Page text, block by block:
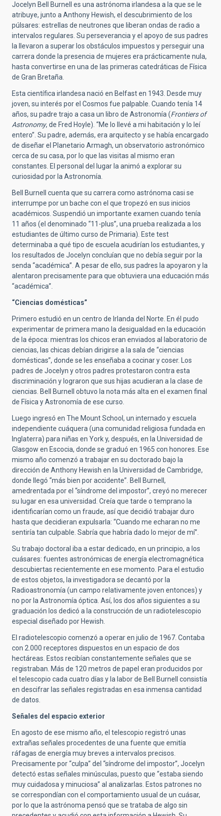
Jocelyn Bell Burnell es una astrónoma irlandesa a la que se le
atribuye, junto a Anthony Hewish, el descubrimiento de los
púlsares: estrellas de neutrones que liberan ondas de radio a
intervalos regulares. Su perseverancia y el apoyo de sus padres
la llevaron a superar los obstáculos impuestos y perseguir una
carrera donde la presencia de mujeres era prácticamente nula,
hasta convertirse en una de las primeras catedráticas de Física
de Gran Bretaña.
Esta científica irlandesa nació en Belfast en 1943. Desde muy
joven, su interés por el Cosmos fue palpable. Cuando tenía 14
años, su padre trajo a casa un libro de Astronomía (Frontiers of
Astronomy, de Fred Hoyle). “Me lo llevé a mi habitación y lo leí
entero”. Su padre, además, era arquitecto y se había encargado
de diseñar el Planetario Armagh, un observatorio astronómico
cerca de su casa, por lo que las visitas al mismo eran
constantes. El personal del lugar la animó a explorar su
curiosidad por la Astronomía.
Bell Burnell cuenta que su carrera como astrónoma casi se
interrumpe por un bache con el que tropezó en sus inicios
académicos. Suspendió un importante examen cuando tenía
11 años (el denominado “11-plus”, una prueba realizada a los
estudiantes de último curso de Primaria). Este test
determinaba a qué tipo de escuela acudirían los estudiantes, y
los resultados de Jocelyn concluían que no debía seguir por la
senda “académica”. A pesar de ello, sus padres la apoyaron y la
alentaron precisamente para que obtuviera una educación más
“académica”.
“Ciencias domésticas”
Primero estudió en un centro de Irlanda del Norte. En él pudo
experimentar de primera mano la desigualdad en la educación
de la época: mientras los chicos eran enviados al laboratorio de
ciencias, las chicas debían dirigirse a la sala de “ciencias
domésticas”, donde se les enseñaba a cocinar y coser. Los
padres de Jocelyn y otros padres protestaron contra esta
discriminación y lograron que sus hijas acudieran a la clase de
ciencias. Bell Burnell obtuvo la nota más alta en el examen final
de Física y Astronomía de ese curso.
Luego ingresó en The Mount School, un internado y escuela
independiente cuáquera (una comunidad religiosa fundada en
Inglaterra) para niñas en York y, después, en la Universidad de
Glasgow en Escocia, donde se graduó en 1965 con honores. Ese
mismo año comenzó a trabajar en su doctorado bajo la
dirección de Anthony Hewish en la Universidad de Cambridge,
donde llegó “más bien por accidente”. Bell Burnell,
amedrentada por el “síndrome del impostor”, creyó no merecer
su lugar en esa universidad. Creía que tarde o temprano la
identificarían como un fraude, así que decidió trabajar duro
hasta que decidieran expulsarla: “Cuando me echaran no me
sentiría tan culpable. Sabría que habría dado lo mejor de mí”.
Su trabajo doctoral iba a estar dedicado, en un principio, a los
cuásares: fuentes astronómicas de energía electromagnética
descubiertas recientemente en ese momento. Para el estudio
de estos objetos, la investigadora se decantó por la
Radioastronomía (un campo relativamente joven entonces) y
no por la Astronomía óptica. Así, los dos años siguientes a su
graduación los dedicó a la construcción de un radiotelescopio
especial diseñado por Hewish.
El radiotelescopio comenzó a operar en julio de 1967. Contaba
con 2.000 receptores dispuestos en un espacio de dos
hectáreas. Estos recibían constantemente señales que se
registraban. Más de 120 metros de papel eran producidos por
el telescopio cada cuatro días y la labor de Bell Burnell consistía
en descifrar las señales registradas en esa inmensa cantidad
de datos.
Señales del espacio exterior
En agosto de ese mismo año, el telescopio registró unas
extrañas señales procedentes de una fuente que emitía
ráfagas de energía muy breves a intervalos precisos.
Precisamente por “culpa” del “síndrome del impostor”, Jocelyn
detectó estas señales minúsculas, puesto que “estaba siendo
muy cuidadosa y minuciosa” al analizarlas. Estos patrones no
se correspondían con el comportamiento usual de un cuásar,
por lo que la astrónoma pensó que se trataba de algo sin